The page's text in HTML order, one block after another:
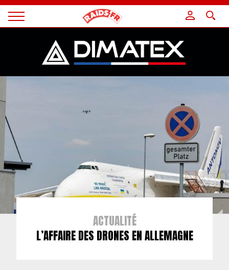
Magazine
ACTUALITÉ
L’AFFAIRE DES DRONES EN ALLEMAGNE
Panneau de gestion des cookies